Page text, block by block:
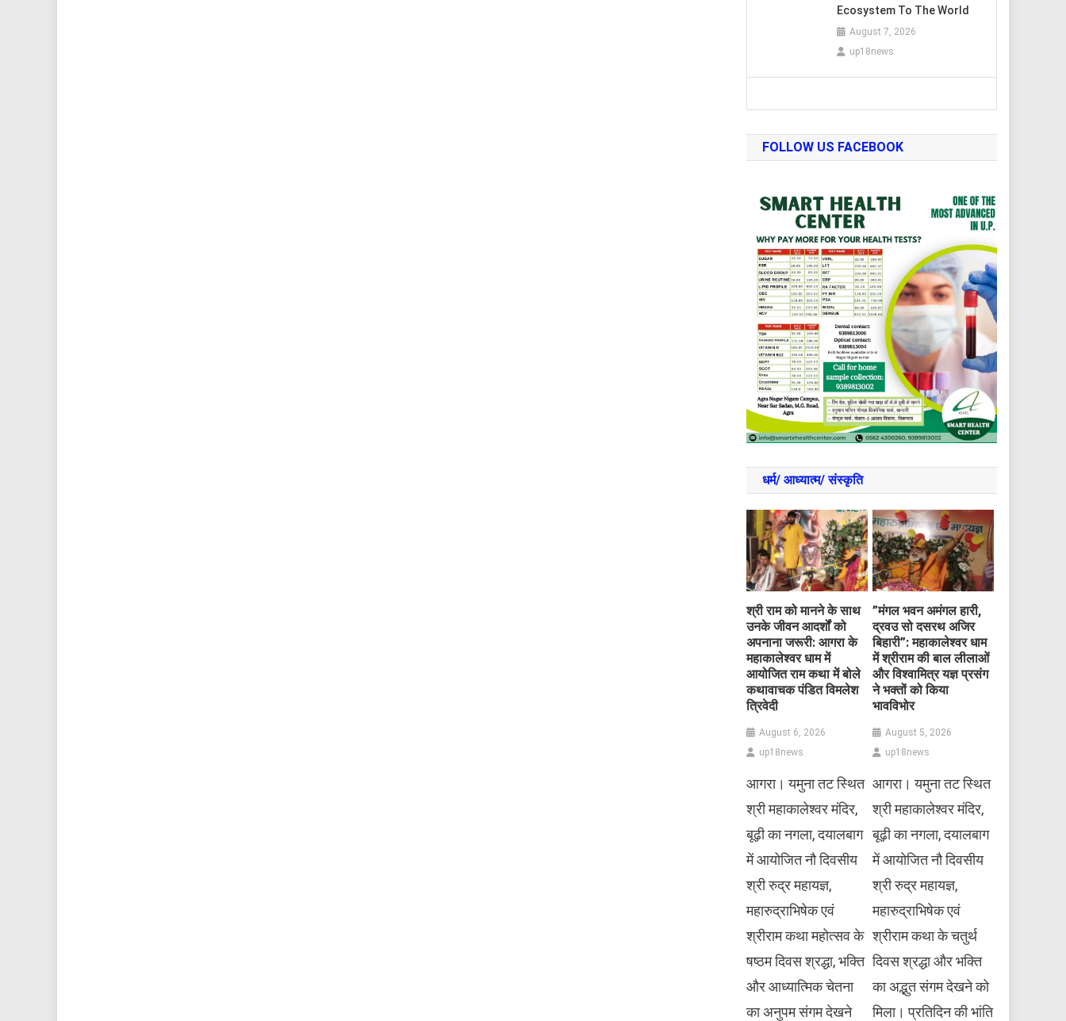
Ecosystem To The World
August 7, 2026
up18news
FOLLOW US FACEBOOK
धर्म/ आध्‍यात्‍म/ संस्‍कृति
​श्री राम को मानने के साथ
उनके जीवन आदर्शों को
अपनाना जरूरी: आगरा के
महाकालेश्वर धाम में
आयोजित राम कथा में बोले
कथावाचक पंडित विमलेश
त्रिवेदी
August 6, 2026
up18news
आगरा। यमुना तट स्थित
श्री महाकालेश्वर मंदिर,
बूढ़ी का नगला, दयालबाग
में आयोजित नौ दिवसीय
श्री रुद्र महायज्ञ,
महारुद्राभिषेक एवं
श्रीराम कथा महोत्सव के
षष्ठम दिवस श्रद्धा, भक्ति
और आध्यात्मिक चेतना
का अनुपम संगम देखने
​”मंगल भवन अमंगल हारी,
द्रवउ सो दसरथ अजिर
बिहारी”: महाकालेश्वर धाम
में श्रीराम की बाल लीलाओं
और विश्वामित्र यज्ञ प्रसंग
ने भक्तों को किया
भावविभोर
August 5, 2026
up18news
आगरा। यमुना तट स्थित
श्री महाकालेश्वर मंदिर,
बूढ़ी का नगला, दयालबाग
में आयोजित नौ दिवसीय
श्री रुद्र महायज्ञ,
महारुद्राभिषेक एवं
श्रीराम कथा के चतुर्थ
दिवस श्रद्धा और भक्ति
का अद्भुत संगम देखने को
मिला। प्रतिदिन की भांति